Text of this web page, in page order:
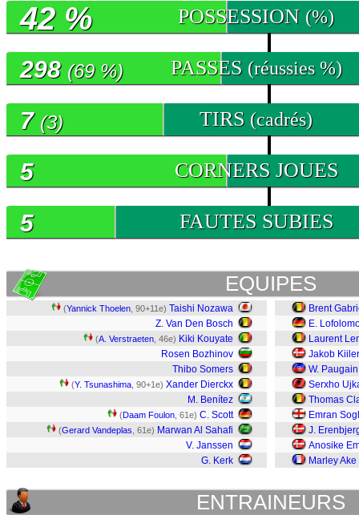
POSSESSION (%)
42 %
PASSES (réussies %)
298 (69 %)
TIRS (cadrés)
7 (3)
CORNERS JOUES
5
FAUTES SUBIES
5
EQUIPES
(Yannick Thoelen , 90+11e) Taishi Nozawa
Z. Van Den Bosch
(A. Verstraeten , 46e) Kiki Kouyate
Rosen Bozhinov
Thibo Somers
(Y. Tsunashima , 90+1e) Xander Dierckx
M. Benítez
(Daam Foulon , 61e) C. Scott
(Gerard Vandeplas , 61e) Marwan Al Sahafi
V. Janssen
G. Kerk
Brent
E.
Laurent
Jakob
W. Paugain
Serxho
Thomas
Emran
J.
Anosike
Marley Ake
ENTRAINEURS